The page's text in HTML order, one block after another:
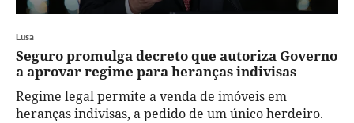
Lusa
Seguro promulga decreto que autoriza Governo
a aprovar regime para heranças indivisas
Regime legal permite a venda de imóveis em
heranças indivisas, a pedido de um único herdeiro.